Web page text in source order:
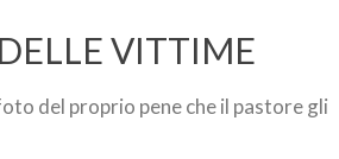
VITTIME
del proprio pene che il pastore gli